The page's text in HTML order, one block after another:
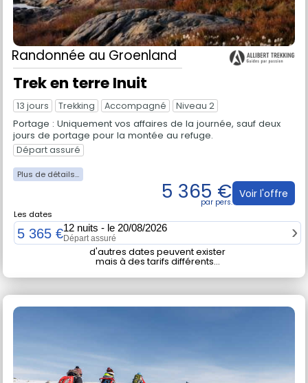
Randonnée au Groenland
Trek en terre Inuit
13 jours Trekking Accompagné Niveau 2
Portage : Uniquement vos affaires de la journée, sauf deux
jours de portage pour la montée au refuge.
Départ assuré
5 365 € Voir l'offre
Les dates
5 365 €12 nuits - le 20/08/2026
Départ assuré
d'autres dates peuvent exister
mais à des tarifs différents...